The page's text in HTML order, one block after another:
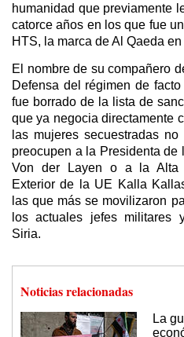
humanidad que previamente
catorce años en los que fue
HTS, la marca de Al Qaeda
El nombre de su compañero
Defensa del régimen de
fue borrado de la lista de
que ya negocia directamente
las mujeres secuestradas
preocupen a la Presidenta
Von der Layen o a la Alta
Exterior de la UE Kalla
las que más se movilizaron
los actuales jefes militares
Siria.
Noticias relacionadas
La